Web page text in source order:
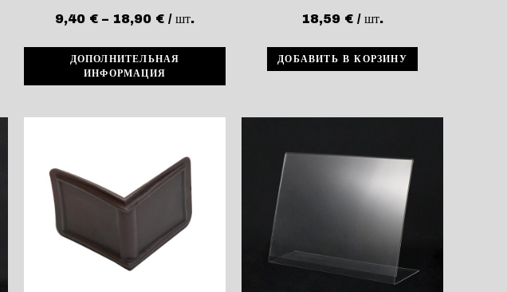
9,40 € – 18,90 € / шт.
ДОПОЛНИТЕЛЬНАЯ
ИНФОРМАЦИЯ
18,59 €/ шт.
ДОБАВИТЬ В КОРЗИНУ